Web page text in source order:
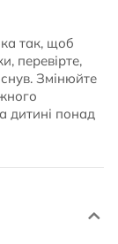
так, щоб
перевірте,
Змінюйте
дитині понад